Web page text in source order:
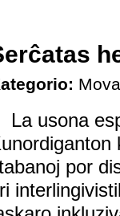
La usona
por